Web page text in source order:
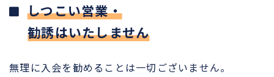
しつこい営業・
勧誘はいたしません
無理に入会を勧めることは一切ございません。